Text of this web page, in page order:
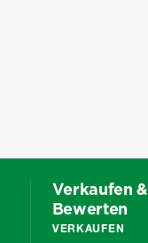
Verkaufen &
Bewerten
VERKAUFEN